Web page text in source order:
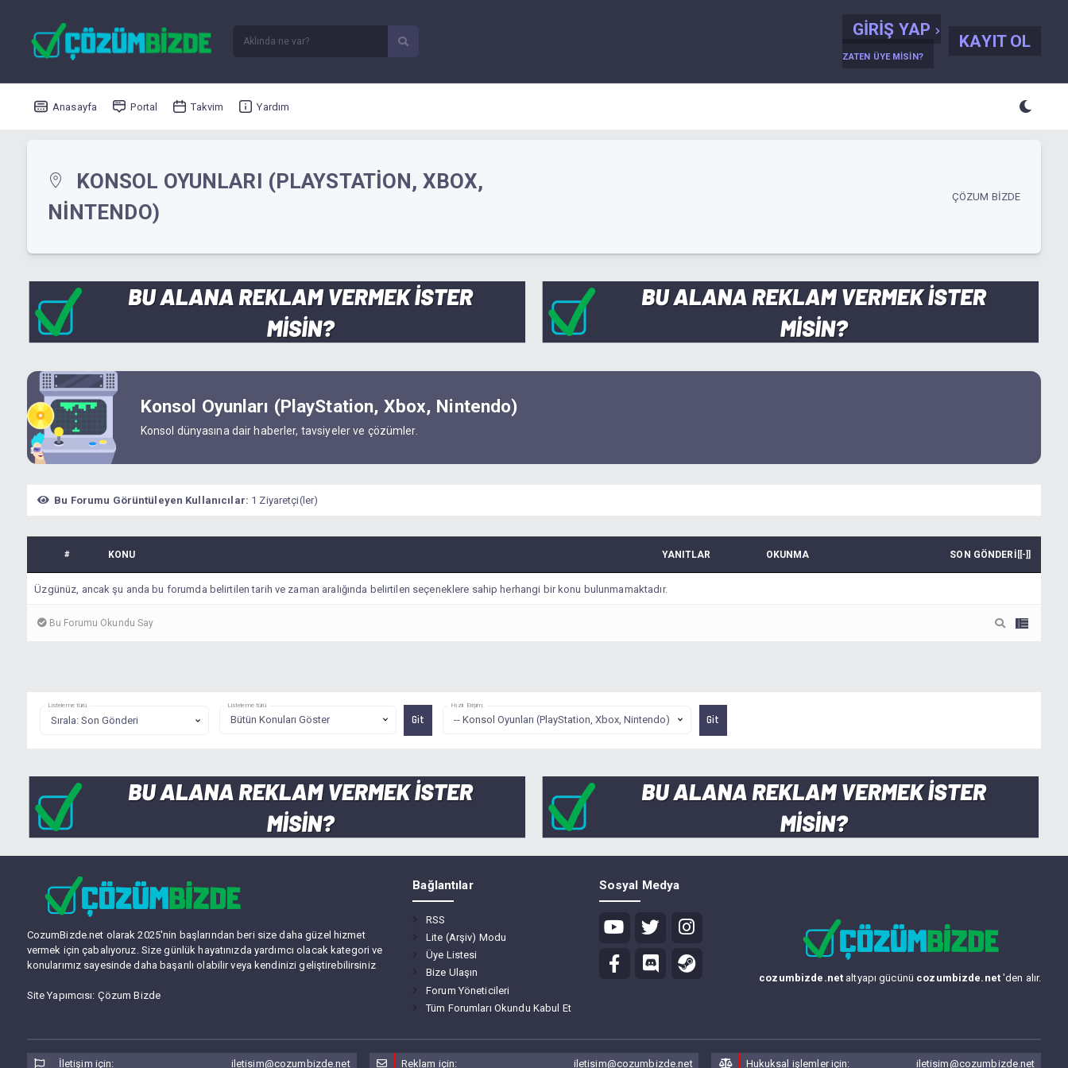
GIRIŞ YAP
ZATEN ÜYE MISIN?
KAYIT OL
Anasayfa Portal Takvim Yardım
KONSOL OYUNLARI (PLAYSTATION, XBOX,
NINTENDO)
ÇÖZUM BIZDE
Konsol Oyunları (PlayStation, Xbox, Nintendo)
Konsol dünyasına dair haberler, tavsiyeler ve çözümler.
Bu Forumu Görüntüleyen Kullanıcılar: 1 Ziyaretçi(ler)
# KONU YANITLAR OKUNMA SON GÖNDERI [[-]]
Üzgünüz, ancak şu anda bu forumda belirtilen tarih ve zaman aralığında belirtilen seçeneklere sahip herhangi bir konu bulunmamaktadır.
Bu Forumu Okundu Say
Listeleme türü Listeleme türü Hızlı Erişim:
CozumBizde.net olarak 2025'nin başlarından beri size daha güzel hizmet
vermek için çabalıyoruz. Size günlük hayatınızda yardımcı olacak kategori ve
konularımız sayesinde daha başarılı olabilir veya kendinizi geliştirebilirsiniz
Site Yapımcısı: Çözum Bizde
Bağlantılar
RSS
Lite (Arşiv) Modu
Üye Listesi
Bize Ulaşın
Forum Yöneticileri
Tüm Forumları Okundu Kabul Et
Sosyal Medya
cozumbizde.net altyapı gücünü cozumbizde.net'den alır.
İletişim için: iletisim@cozumbizde.net Reklam için: iletisim@cozumbizde.net Hukuksal işlemler için: iletisim@cozumbizde.net